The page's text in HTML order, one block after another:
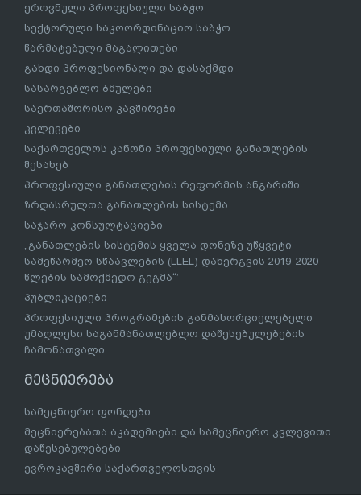
ეროვნული პროფესიული საბჭო
სექტორული საკოორდინაციო საბჭო
წარმატებული მაგალითები
გახდი პროფესიონალი და დასაქმდი
სასარგებლო ბმულები
საერთაშორისო კავშირები
კვლევები
საქართველოს კანონი პროფესიული განათლების
შესახებ
პროფესიული განათლების რეფორმის ანგარიში
ზრდასრულთა განათლების სისტემა
საჯარო კონსულტაციები
„განათლების სისტემის ყველა დონეზე უწყვეტი
სამეწარმეო სწაავლების (LLEL) დანერგვის 2019-2020
წლების სამოქმედო გეგმა“’
პუბლიკაციები
პროფესიული პროგრამების განმახორციელებელი
უმაღლესი საგანმანათლებლო დაწესებულებების
ჩამონათვალი
მეცნიერება
სამეცნიერო ფონდები
მეცნიერებათა აკადემიები და სამეცნიერო კვლევითი
დაწესებულებები
ევროკავშირი საქართველოსთვის